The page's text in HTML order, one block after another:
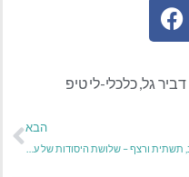
דביר גל,כלכלי-לי טיפ
הבא